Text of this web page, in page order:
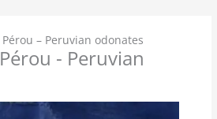
– Peruvian odonates
- Peruvian